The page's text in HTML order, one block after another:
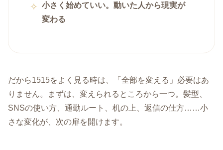
小さく始めていい。動いた人から現実が
変わる
だから1515をよく見る時は、「全部を変える」必要はあ
りません。まずは、変えられるところから一つ。髪型、
SNSの使い方、通勤ルート、机の上、返信の仕方……小
さな変化が、次の扉を開けます。